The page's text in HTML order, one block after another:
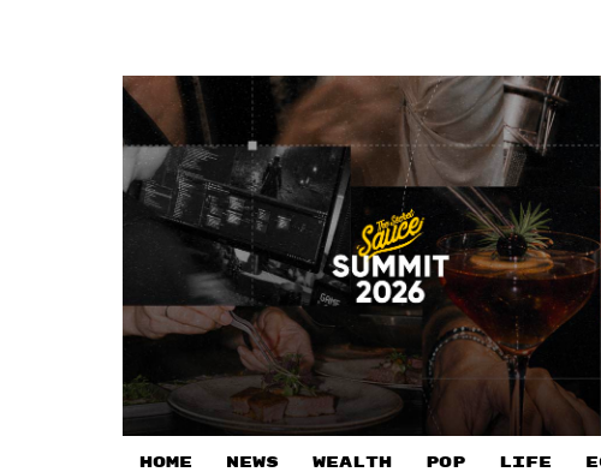
HOME NEWS WEALTH POP LIFE